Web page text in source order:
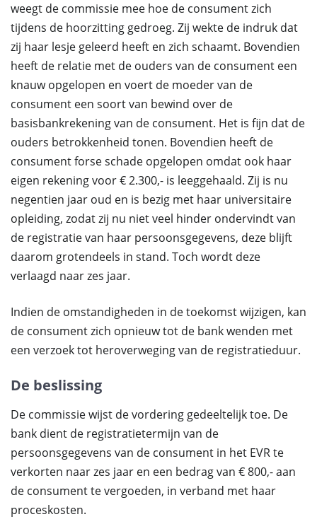
weegt de commissie mee hoe de consument zich
tijdens de hoorzitting gedroeg. Zij wekte de indruk dat
zij haar lesje geleerd heeft en zich schaamt. Bovendien
heeft de relatie met de ouders van de consument een
knauw opgelopen en voert de moeder van de
consument een soort van bewind over de
basisbankrekening van de consument. Het is fijn dat de
ouders betrokkenheid tonen. Bovendien heeft de
consument forse schade opgelopen omdat ook haar
eigen rekening voor € 2.300,- is leeggehaald. Zij is nu
negentien jaar oud en is bezig met haar universitaire
opleiding, zodat zij nu niet veel hinder ondervindt van
de registratie van haar persoonsgegevens, deze blijft
daarom grotendeels in stand. Toch wordt deze
verlaagd naar zes jaar.
Indien de omstandigheden in de toekomst wijzigen, kan
de consument zich opnieuw tot de bank wenden met
een verzoek tot heroverweging van de registratieduur.
De beslissing
De commissie wijst de vordering gedeeltelijk toe. De
bank dient de registratietermijn van de
persoonsgegevens van de consument in het EVR te
verkorten naar zes jaar en een bedrag van € 800,- aan
de consument te vergoeden, in verband met haar
proceskosten.